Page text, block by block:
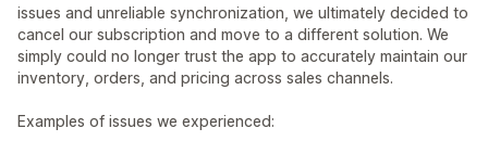
issues and unreliable synchronization, we ultimately decided to
cancel our subscription and move to a different solution. We
simply could no longer trust the app to accurately maintain our
inventory, orders, and pricing across sales channels.
Examples of issues we experienced: